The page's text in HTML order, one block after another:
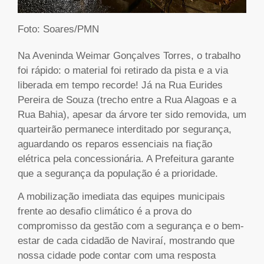
Foto: Soares/PMN
Na Aveninda Weimar Gonçalves Torres, o trabalho
foi rápido: o material foi retirado da pista e a via
liberada em tempo recorde! Já na Rua Eurides
Pereira de Souza (trecho entre a Rua Alagoas e a
Rua Bahia), apesar da árvore ter sido removida, um
quarteirão permanece interditado por segurança,
aguardando os reparos essenciais na fiação
elétrica pela concessionária. A Prefeitura garante
que a segurança da população é a prioridade.
A mobilização imediata das equipes municipais
frente ao desafio climático é a prova do
compromisso da gestão com a segurança e o bem-
estar de cada cidadão de Naviraí, mostrando que
nossa cidade pode contar com uma resposta